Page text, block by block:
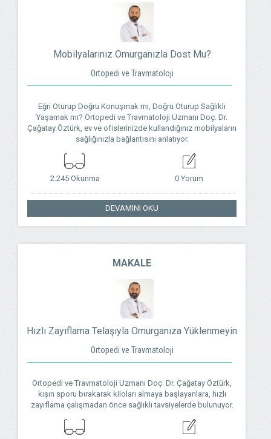
Mobilyalarınız Omurganızla Dost Mu?
Ortopedi ve Travmatoloji
Eğri Oturup Doğru Konuşmak mı, Doğru Oturup Sağlıklı
Yaşamak mı? Ortopedi ve Travmatoloji Uzmanı Doç. Dr.
Çağatay Öztürk, ev ve ofislerinizde kullandığınız mobilyaların
sağlığınızla bağlantısını anlatıyor.
2.245 Okunma 0 Yorum
DEVAMINI OKU
MAKALE
Hızlı Zayıflama Telaşıyla Omurganıza Yüklenmeyin
Ortopedi ve Travmatoloji
Ortopedi ve Travmatoloji Uzmanı Doç. Dr. Çağatay Öztürk,
kışın sporu bırakarak kiloları almaya başlayanlara, hızlı
zayıflama çalışmadan önce sağlıklı tavsiyelerde bulunuyor.